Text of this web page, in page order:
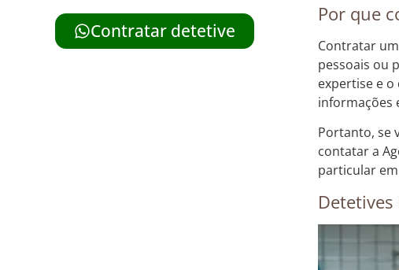
Contratar detetive
Por que
Contratar
pessoais ou
expertise e
informações
Portanto, se
contatar a
particular em